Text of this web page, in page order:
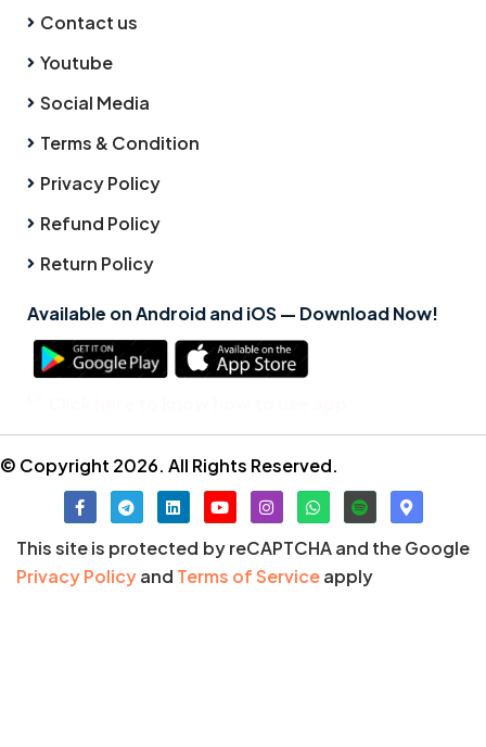
Contact us
Youtube
Social Media
Terms & Condition
Privacy Policy
Refund Policy
Return Policy
Available on Android and iOS — Download Now!
© Copyright 2026. All Rights Reserved.
This site is protected by reCAPTCHA and the Google
Privacy Policyand Terms of Serviceapply